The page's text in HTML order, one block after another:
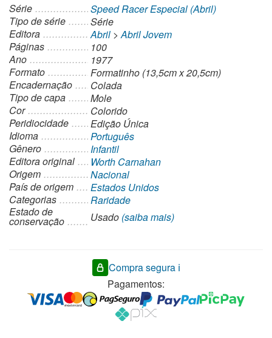
Série
Speed Racer Especial (Abril)
Tipo de série
Série
Editora
Abril >Abril Jovem
Páginas
100
Ano
1977
Formato
Formatinho (13,5cm x 20,5cm)
Encadernação
Colada
Tipo de capa
Mole
Cor
Colorido
Peridiocidade
Edição Única
Idioma
Português
Gênero
Infantil
Editora original
Worth Carnahan
Origem
Nacional
País de origem
Estados Unidos
Categorias
Raridade
Estado de
conservação Usado (saiba mais)
Compra segura ℹ️
Pagamentos: